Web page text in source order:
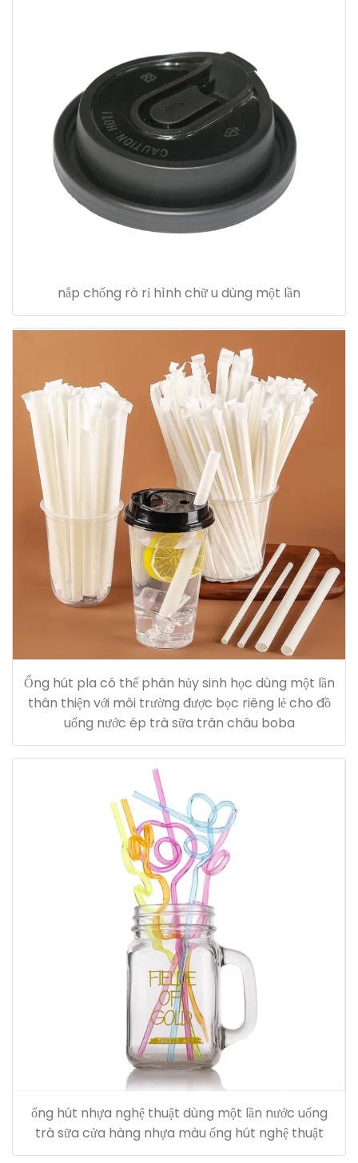
nắp chống rò rỉ hình chữ u dùng một lần
Ống hút pla có thể phân hủy sinh học dùng một lần
thân thiện với môi trường được bọc riêng lẻ cho đồ
uống nước ép trà sữa trân châu boba
ống hút nhựa nghệ thuật dùng một lần nước uống
trà sữa cửa hàng nhựa màu ống hút nghệ thuật